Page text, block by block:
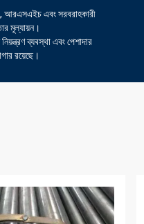
আরএসএইচ এবং সরবরাহকারী
মূল্যায়ন।
ব্যবস্থা এবং পেশাদার
রয়েছে।